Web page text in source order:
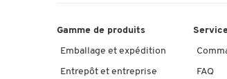
Coloris du corps
Matériau du panneau
Coloris
Gamme de produits
Emballage et expédition
Entrepôt et entreprise FAQ